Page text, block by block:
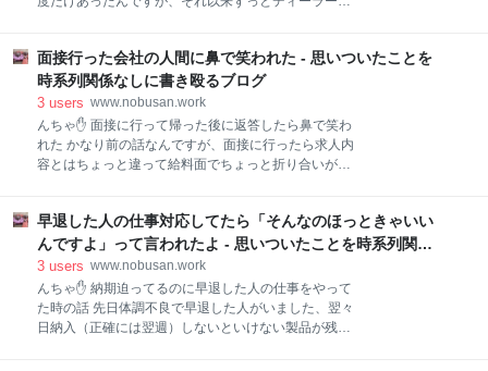
ップ麺のチャーシューとしてはいい方でしょう。 白髪
ねぎときくらげは、お湯を入れる前に入れた時はすご
くいい香りだったんですが、こちらもスープに負け
にディーラーで車検受けるのが当たり前になってまし
たが、今回ディーラーでekカスタムの車検見積もりし
たら14万でした。 これはいくらなんでも高いんじゃな
い？ だってエボでも11万くらいだったのにそれ以上っ
て… まあ、今まで車検の時に営業さんが次の車を勧め
てくるんで車検はあんまり受けずに買い替えることが
気にさせるとてもやり手の営業さんで、決して無理な
提案はしてこないし何とかこっちの要求にもこたえて
くれるので乗り換えてました。 最近の軽自動車は高す
ぎるので
面接行った会社の人間に鼻で笑われた - 思いついたことを
時系列関係なしに書き殴るブログ
3 users www.nobusan.work
んちゃ✋ 面接に行って帰った後に返答したら鼻で笑わ
れた かなり前の話なんですが、面接に行ったら求人内
容とはちょっと違って給料面でちょっと折り合いがつ
ら社長じゃなくその部下か何かが電話に出て鼻で笑わ
れました。 求人内容と違った 求人内容とはちょっと違
って、暇な時は早上がりがあったりしてその分給料は
下がるってことが面接でわかりました。 面接に行く前
に求人内容を確認し、家賃光熱費月々の支払いなどを
計算してなんとかやっていけそうなんで、応募しまし
早退した人の仕事対応してたら「そんなのほっときゃいい
んですよ」って言われたよ - 思いついたことを時系列関係
なしに書き殴るブログ
3 users www.nobusan.work
んちゃ✋ 納期迫ってるのに早退した人の仕事をやって
た時の話 先日体調不良で早退した人がいました、翌々
日納入（正確には翌週）しないといけない製品が残っ